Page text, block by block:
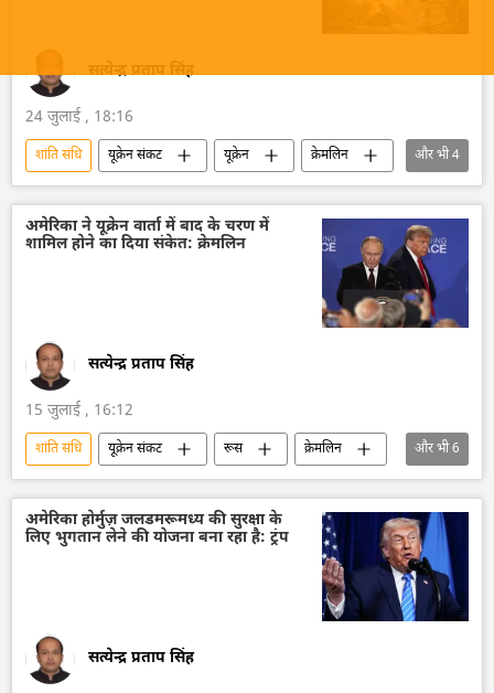
सत्येन्द्र प्रताप सिंह
24 जुलाई , 18:16
शांति संधि यूक्रेन संकट यूक्रेन
क्रेमलिन
क्रेमलिन के प्रवक्ता दिमित्री पेसकोव
रूस
अमेरिका
विश्व शांति
और भी4
अमेरिका ने यूक्रेन वार्ता में बाद के चरण में
शामिल होने का दिया संकेत: क्रेमलिन
सत्येन्द्र प्रताप सिंह
15 जुलाई , 16:12
शांति संधि यूक्रेन संकट रूस
क्रेमलिन
क्रेमलिन के प्रवक्ता दिमित्री पेसकोव
अमेरिका
अमेरिका-इजराइल-ईरान युद्ध
विश्व शांति
प्रतिबंध
और भी6
अमेरिका होर्मुज़ जलडमरूमध्य की सुरक्षा के
लिए भुगतान लेने की योजना बना रहा है: ट्रंप
सत्येन्द्र प्रताप सिंह